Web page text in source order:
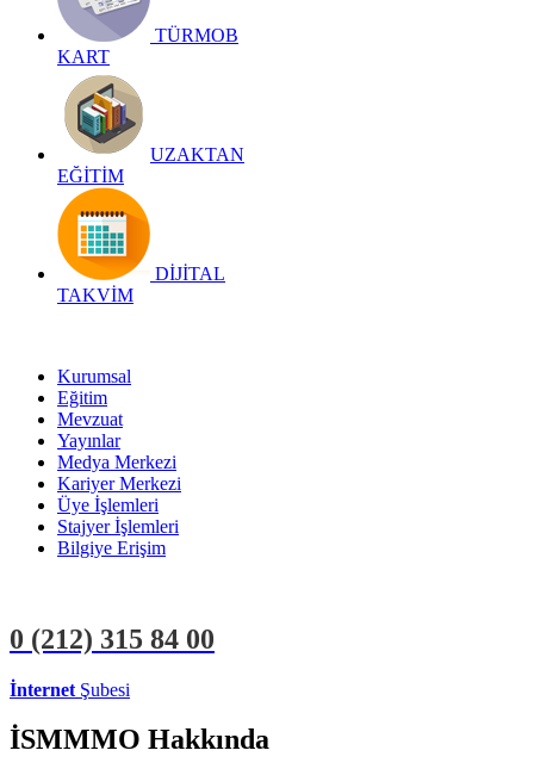
TÜRMOB
KART
UZAKTAN
EĞİTİM
DİJİTAL
TAKVİM
Kurumsal
Eğitim
Mevzuat
Yayınlar
Medya Merkezi
Kariyer Merkezi
Üye İşlemleri
Stajyer İşlemleri
Bilgiye Erişim
0 (212) 315 84 00
İnternet Şubesi
İSMMMO Hakkında